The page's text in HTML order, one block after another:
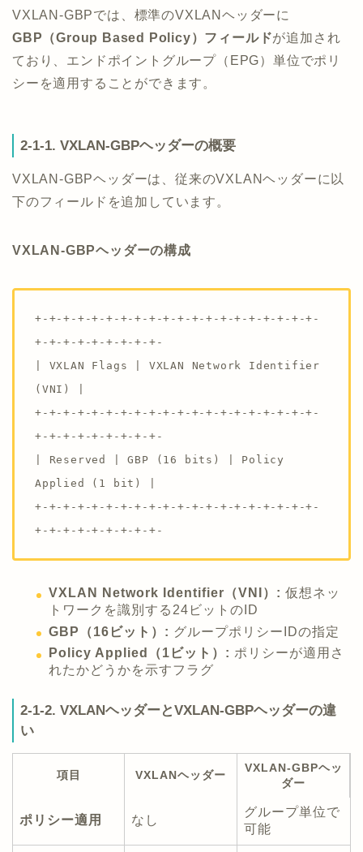
VXLAN-GBPでは、標準のVXLANヘッダーに
GBP（Group Based Policy）フィールドが追加され
ており、エンドポイントグループ（EPG）単位でポリ
シーを適用することができます。
2-1-1. VXLAN-GBPヘッダーの概要
VXLAN-GBPヘッダーは、従来のVXLANヘッダーに以
下のフィールドを追加しています。
VXLAN-GBPヘッダーの構成
+-+-+-+-+-+-+-+-+-+-+-+-+-+-+-+-+-+-+-+-
+-+-+-+-+-+-+-+-+-
| VXLAN Flags | VXLAN Network Identifier
(VNI) |
+-+-+-+-+-+-+-+-+-+-+-+-+-+-+-+-+-+-+-+-
+-+-+-+-+-+-+-+-+-
| Reserved | GBP (16 bits) | Policy
Applied (1 bit) |
+-+-+-+-+-+-+-+-+-+-+-+-+-+-+-+-+-+-+-+-
+-+-+-+-+-+-+-+-+-
VXLAN Network Identifier（VNI）: 仮想ネッ
トワークを識別する24ビットのID
GBP（16ビット）: グループポリシーIDの指定
Policy Applied（1ビット）: ポリシーが適用さ
れたかどうかを示すフラグ
2-1-2. VXLANヘッダーとVXLAN-GBPヘッダーの違
い
項目 VXLANヘッダー
VXLAN-GBPヘッ
ダー
ポリシー適用 なし
グループ単位で
可能